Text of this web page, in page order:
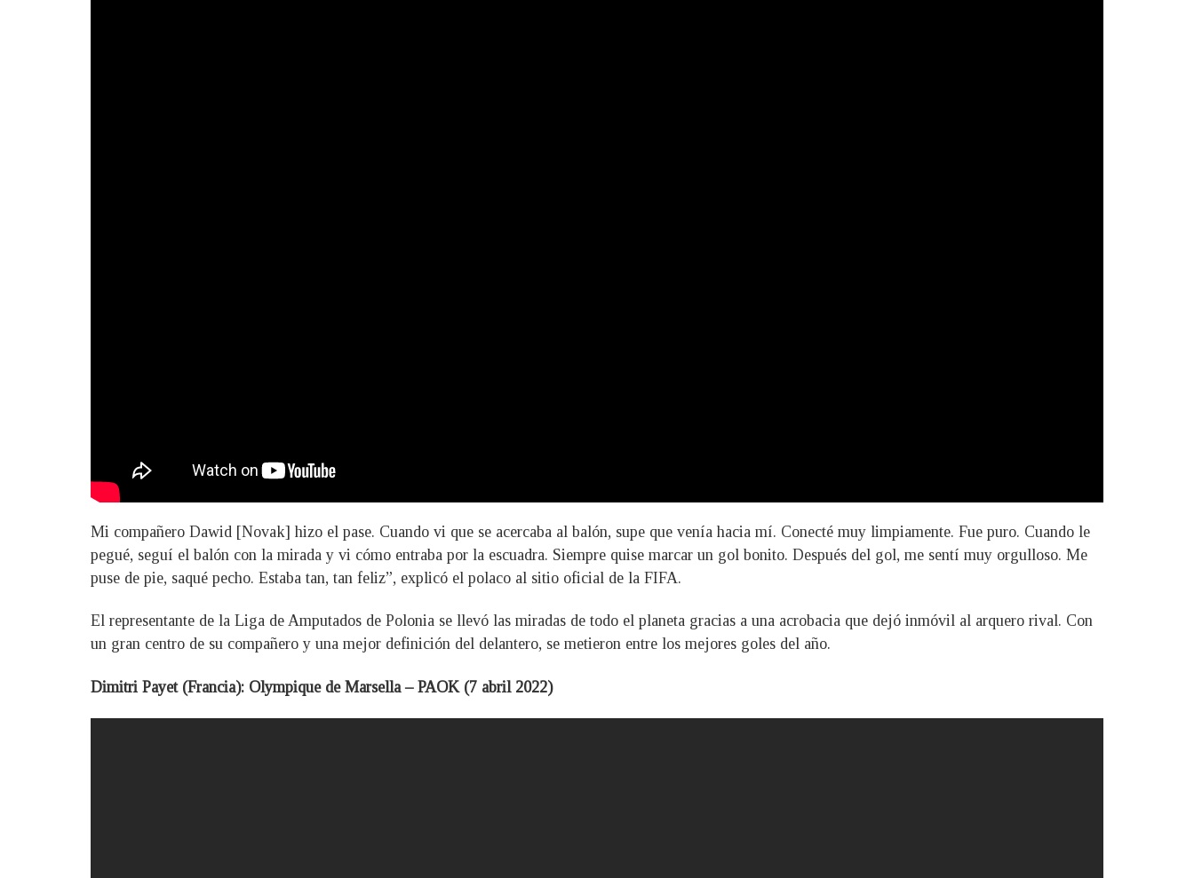
Mi compañero Dawid [Novak] hizo el pase. Cuando vi que se acercaba al balón, supe que venía hacia mí. Conecté muy limpiamente. Fue puro. Cuando le
pegué, seguí el balón con la mirada y vi cómo entraba por la escuadra. Siempre quise marcar un gol bonito. Después del gol, me sentí muy orgulloso. Me
puse de pie, saqué pecho. Estaba tan, tan feliz”, explicó el polaco al sitio oficial de la FIFA.
El representante de la Liga de Amputados de Polonia se llevó las miradas de todo el planeta gracias a una acrobacia que dejó inmóvil al arquero rival. Con
un gran centro de su compañero y una mejor definición del delantero, se metieron entre los mejores goles del año.
Dimitri Payet (Francia): Olympique de Marsella – PAOK (7 abril 2022)